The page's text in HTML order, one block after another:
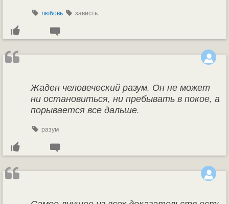
любовь зависть
Жаден человеческий разум. Он не может
ни остановиться, ни пребывать в покое, а
порывается все дальше.
разум